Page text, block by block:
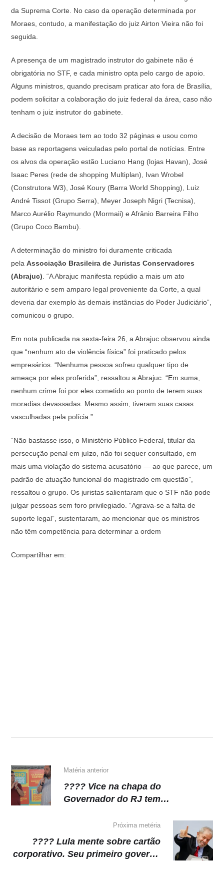
da Suprema Corte. No caso da operação determinada por
Moraes, contudo, a manifestação do juiz Airton Vieira não foi
seguida.
A presença de um magistrado instrutor do gabinete não é
obrigatória no STF, e cada ministro opta pelo cargo de apoio.
Alguns ministros, quando precisam praticar ato fora de Brasília,
podem solicitar a colaboração do juiz federal da área, caso não
tenham o juiz instrutor do gabinete.
A decisão de Moraes tem ao todo 32 páginas e usou como
base as reportagens veiculadas pelo portal de notícias. Entre
os alvos da operação estão Luciano Hang (lojas Havan), José
Isaac Peres (rede de shopping Multiplan), Ivan Wrobel
(Construtora W3), José Koury (Barra World Shopping), Luiz
André Tissot (Grupo Serra), Meyer Joseph Nigri (Tecnisa),
Marco Aurélio Raymundo (Mormaii) e Afrânio Barreira Filho
(Grupo Coco Bambu).
A determinação do ministro foi duramente criticada
pela Associação Brasileira de Juristas Conservadores
(Abrajuc). “A Abrajuc manifesta repúdio a mais um ato
autoritário e sem amparo legal proveniente da Corte, a qual
deveria dar exemplo às demais instâncias do Poder Judiciário”,
comunicou o grupo.
Em nota publicada na sexta-feira 26, a Abrajuc observou ainda
que “nenhum ato de violência física” foi praticado pelos
empresários. “Nenhuma pessoa sofreu qualquer tipo de
ameaça por eles proferida”, ressaltou a Abrajuc. “Em suma,
nenhum crime foi por eles cometido ao ponto de terem suas
moradias devassadas. Mesmo assim, tiveram suas casas
vasculhadas pela polícia.”
“Não bastasse isso, o Ministério Público Federal, titular da
persecução penal em juízo, não foi sequer consultado, em
mais uma violação do sistema acusatório — ao que parece, um
padrão de atuação funcional do magistrado em questão”,
ressaltou o grupo. Os juristas salientaram que o STF não pode
julgar pessoas sem foro privilegiado. “Agrava-se a falta de
suporte legal”, sustentaram, ao mencionar que os ministros
não têm competência para determinar a ordem
Compartilhar em:
Matéria anterior
???? Vice na chapa do
Governador do RJ tem
Próxima metéria
???? Lula mente sobre cartão
corporativo. Seu primeiro governo